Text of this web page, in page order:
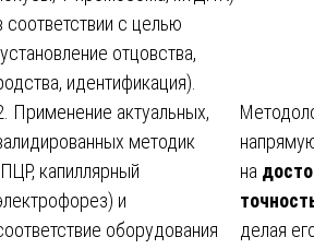
соответствии с целью
отцовства,
идентификация).
Применение актуальных,
методик
капиллярный
и
оборудования
на
делая